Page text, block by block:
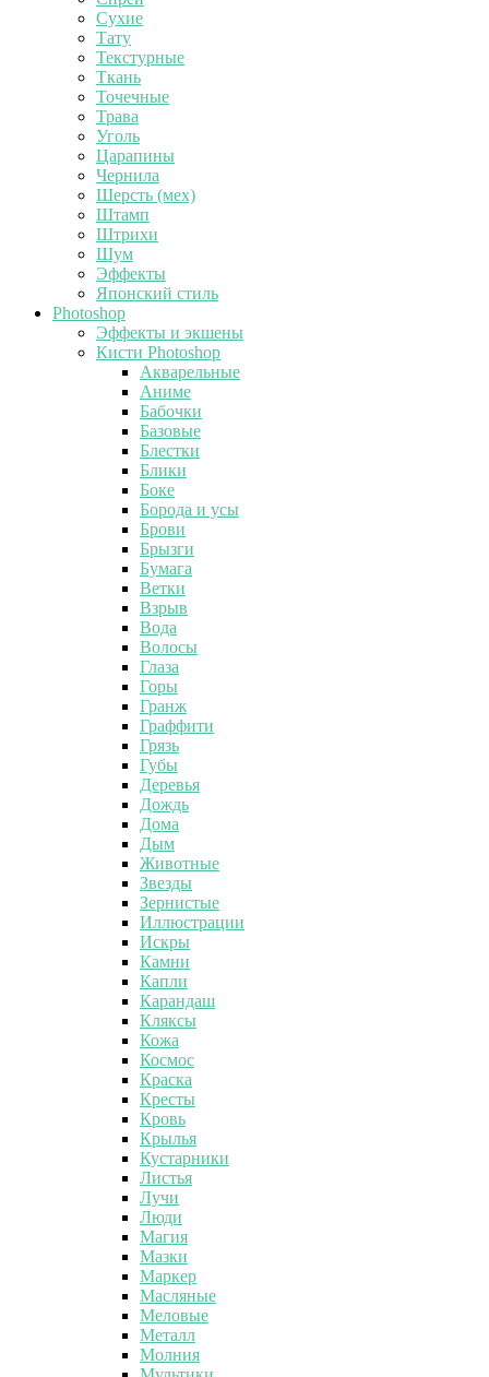
Сухие
Тату
Текстурные
Ткань
Точечные
Трава
Уголь
Царапины
Чернила
Шерсть (мех)
Штамп
Штрихи
Шум
Эффекты
Японский стиль
Photoshop
Эффекты и экшены
Кисти Photoshop
Акварельные
Аниме
Бабочки
Базовые
Блестки
Блики
Боке
Борода и усы
Брови
Брызги
Бумага
Ветки
Взрыв
Вода
Волосы
Глаза
Горы
Гранж
Граффити
Грязь
Губы
Деревья
Дождь
Дома
Дым
Животные
Звезды
Зернистые
Иллюстрации
Искры
Камни
Капли
Карандаш
Кляксы
Кожа
Космос
Краска
Кресты
Кровь
Крылья
Кустарники
Листья
Лучи
Люди
Магия
Мазки
Маркер
Масляные
Меловые
Металл
Молния